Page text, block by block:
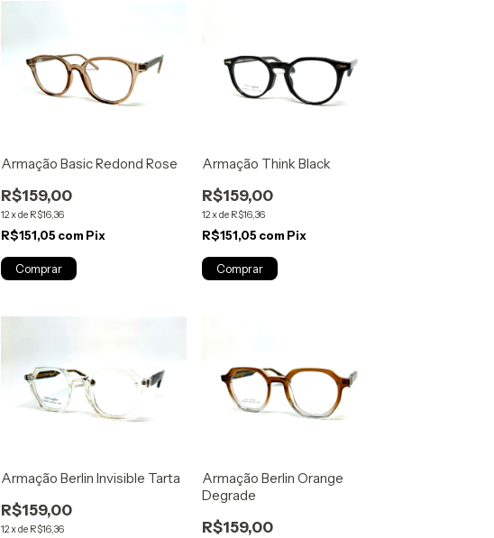
Armação Basic Redond Rose
R$159,00
12 xde R$16,36
R$151,05 com Pix
Armação Think Black
R$159,00
12 xde R$16,36
R$151,05 com Pix
Armação Berlin Invisible Tarta
R$159,00
12xde R$16,36
Armação Berlin Orange
Degrade
R$159,00